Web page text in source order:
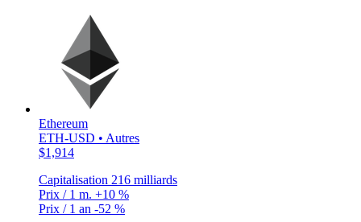
Ethereum
ETH-USD • Autres
$1,914
Capitalisation 216 milliards
Prix / 1 m. +10 %
Prix / 1 an -52 %